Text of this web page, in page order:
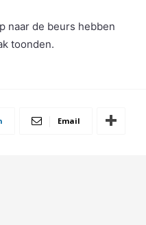
naar de beurs hebben
toonden.
Email